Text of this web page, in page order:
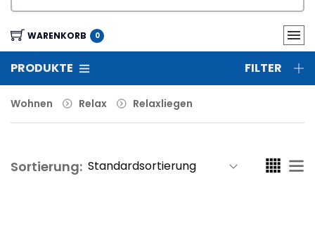
WARENKORB 0
PRODUKTE FILTER
Wohnen Relax Relaxliegen
Sortierung: